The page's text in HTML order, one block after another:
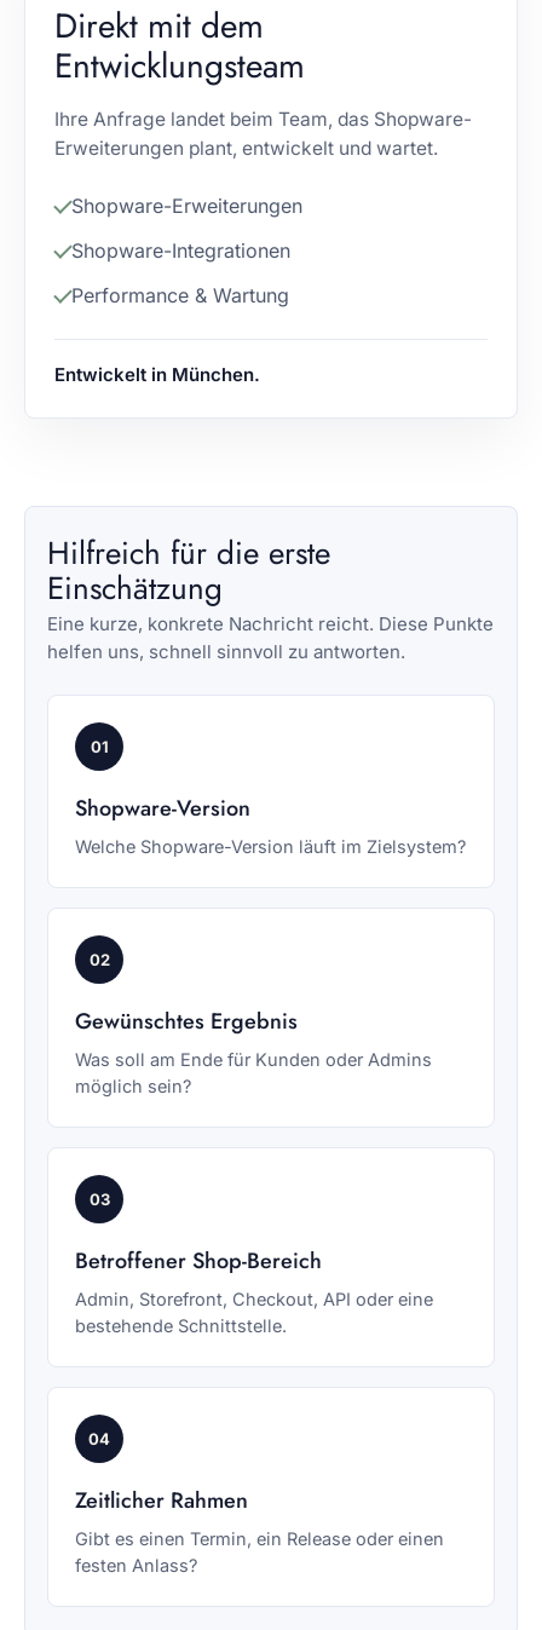
Direkt mit dem
Entwicklungsteam
Ihre Anfrage landet beim Team, das Shopware-
Erweiterungen plant, entwickelt und wartet.
Shopware-Erweiterungen
Shopware-Integrationen
Performance & Wartung
Entwickelt in München.
Hilfreich für die erste
Einschätzung
Eine kurze, konkrete Nachricht reicht. Diese Punkte
helfen uns, schnell sinnvoll zu antworten.
01
Shopware-Version
Welche Shopware-Version läuft im Zielsystem?
02
Gewünschtes Ergebnis
Was soll am Ende für Kunden oder Admins
möglich sein?
03
Betroffener Shop-Bereich
Admin, Storefront, Checkout, API oder eine
bestehende Schnittstelle.
04
Zeitlicher Rahmen
Gibt es einen Termin, ein Release oder einen
festen Anlass?